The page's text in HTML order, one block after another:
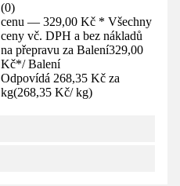
(0)
cenu — 329,00 Kč * Všechny
ceny vč. DPH a bez nákladů
na přepravu za Balení329,00
Kč*/ Balení
Odpovídá 268,35 Kč za
kg(268,35 Kč/ kg)